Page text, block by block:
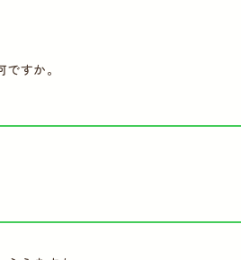
すか。